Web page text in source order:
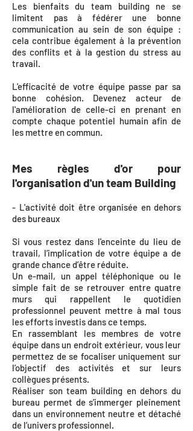
Les bienfaits du team building ne se
limitent pas à fédérer une bonne
communication au sein de son équipe :
cela contribue également à la prévention
des conflits et à la gestion du stress au
travail.
L'efficacité de votre équipe passe par sa
bonne cohésion. Devenez acteur de
l'amélioration de celle-ci en prenant en
compte chaque potentiel humain afin de
les mettre en commun.
Mes règles d'or pour
l'organisation d'un team Building
- L'activité doit être organisée en dehors
des bureaux
Si vous restez dans l'enceinte du lieu de
travail, l’implication de votre équipe a de
grande chance d’être réduite.
Un e-mail, un appel téléphonique ou le
simple fait de se retrouver entre quatre
murs qui rappellent le quotidien
professionnel peuvent mettre à mal tous
les efforts investis dans ce temps.
En rassemblant les membres de votre
équipe dans un endroit extérieur, vous leur
permettez de se focaliser uniquement sur
l’objectif des activités et sur leurs
collègues présents.
Réaliser son team building en dehors du
bureau permet de s’immerger pleinement
dans un environnement neutre et détaché
de l’univers professionnel.